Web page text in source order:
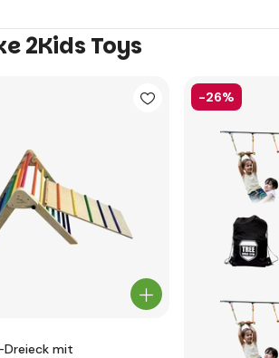
2Kids Toys
Dreieck mit
-26%